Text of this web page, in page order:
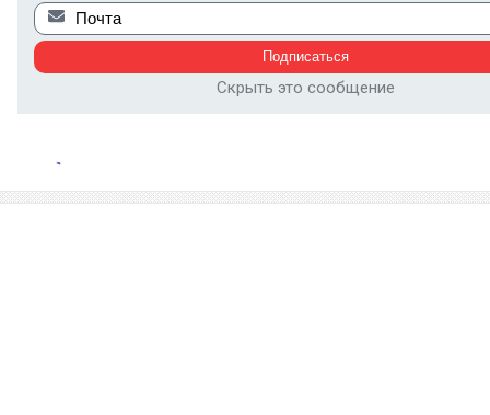
Скрыть это сообщение